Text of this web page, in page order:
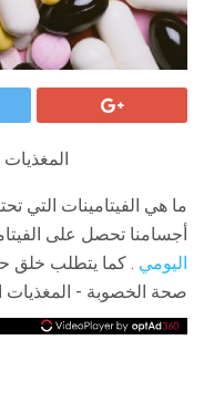
المغذيات
ما هي الفيتامينات التي
أجسامنا تحصل على
اليومي . كما يتطلب خلق
صحة الخصوبة - المغذيات